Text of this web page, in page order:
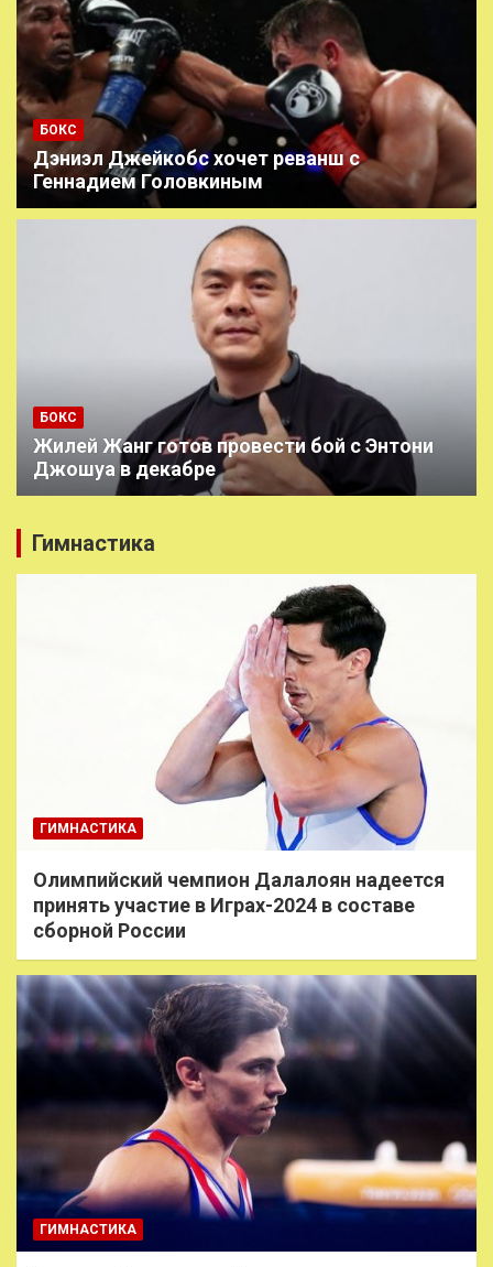
БОКС
Дэниэл Джейкобс хочет реванш с
Геннадием Головкиным
БОКС
Жилей Жанг готов провести бой с Энтони
Джошуа в декабре
Гимнастика
ГИМНАСТИКА
Олимпийский чемпион Далалоян надеется
принять участие в Играх-2024 в составе
сборной России
ГИМНАСТИКА